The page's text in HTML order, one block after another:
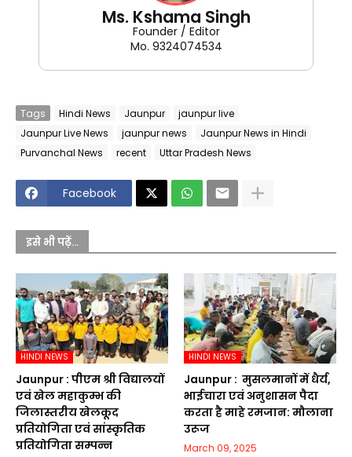
Ms. Kshama Singh
Founder / Editor
Mo. 9324074534
Tags Hindi News Jaunpur
jaunpur live
Jaunpur Live News
jaunpur news
Jaunpur News in Hindi
Purvanchal News
recent Uttar Pradesh News
Facebook
इसे भी पढ़ें...
HINDI NEWS
Jaunpur :​ पीएम श्री विद्यालयों
एवं खेल महाकुम्भ की
जिलास्तरीय खेलकूद
प्रतियोगिता एवं सांस्कृतिक
प्रतियोगिता सम्पन्न
HINDI NEWS
Jaunpur : ​ मुसलमानों में धैर्य,
भाईचारा एवं अनुशासन पैदा
करता है माहे रमजान: मौलाना
उरूज
March 09, 2025